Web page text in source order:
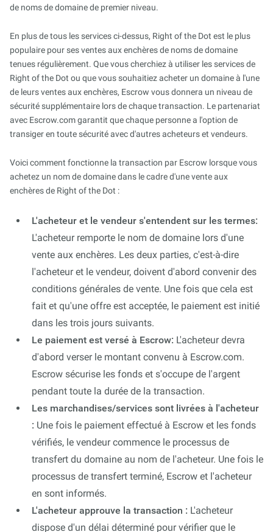
de noms de domaine de premier niveau.
En plus de tous les services ci-dessus, Right of the Dot est le plus
populaire pour ses ventes aux enchères de noms de domaine
tenues régulièrement. Que vous cherchiez à utiliser les services de
Right of the Dot ou que vous souhaitiez acheter un domaine à l'une
de leurs ventes aux enchères, Escrow vous donnera un niveau de
sécurité supplémentaire lors de chaque transaction. Le partenariat
avec Escrow.com garantit que chaque personne a l'option de
transiger en toute sécurité avec d'autres acheteurs et vendeurs.
Voici comment fonctionne la transaction par Escrow lorsque vous
achetez un nom de domaine dans le cadre d'une vente aux
enchères de Right of the Dot :
L'acheteur et le vendeur s'entendent sur les termes:
L'acheteur remporte le nom de domaine lors d'une
vente aux enchères. Les deux parties, c'est-à-dire
l'acheteur et le vendeur, doivent d'abord convenir des
conditions générales de vente. Une fois que cela est
fait et qu'une offre est acceptée, le paiement est initié
dans les trois jours suivants.
Le paiement est versé à Escrow: L'acheteur devra
d'abord verser le montant convenu à Escrow.com.
Escrow sécurise les fonds et s'occupe de l'argent
pendant toute la durée de la transaction.
Les marchandises/services sont livrées à l'acheteur
: Une fois le paiement effectué à Escrow et les fonds
vérifiés, le vendeur commence le processus de
transfert du domaine au nom de l'acheteur. Une fois le
processus de transfert terminé, Escrow et l'acheteur
en sont informés.
L'acheteur approuve la transaction : L'acheteur
dispose d'un délai déterminé pour vérifier que le